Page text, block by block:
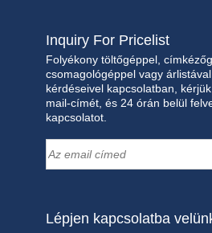
Inquiry For Pricelist
Folyékony töltőgéppel,
csomagológéppel vagy
kérdéseivel kapcsolatban,
mail-címét, és 24 órán belül
kapcsolatot.
Lépjen kapcsolatba